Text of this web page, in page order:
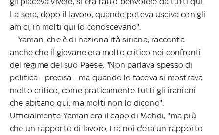
La sera, dopo il lavoro, quando poteva usciva con gli
amici, in molti qui lo conoscevano".
Yaman, che è di nazionalità siriana, racconta
anche che il giovane era molto critico nei confronti
del regime del suo Paese. "Non parlava spesso di
politica - precisa - ma quando lo faceva si mostrava
molto critico, come praticamente tutti gli iraniani
che abitano qui, ma molti non lo dicono".
Ufficialmente Yaman era il capo di Mehdi, "ma più
che un rapporto di lavoro, tra noi c'era un rapporto